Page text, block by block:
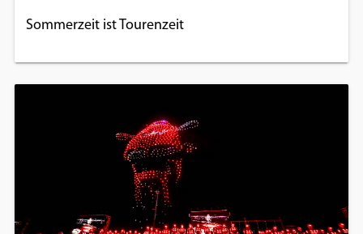
Sommerzeit ist Tourenzeit